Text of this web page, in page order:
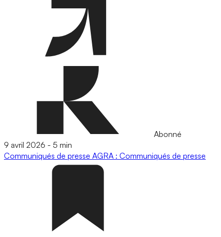
Abonné
9 avril 2026 - 5 min
Communiqués de presse AGRA : Communiqués de presse